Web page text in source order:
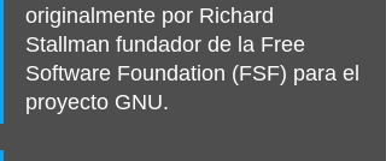
originalmente por Richard
Stallman fundador de la Free
Software Foundation (FSF) para el
proyecto GNU.